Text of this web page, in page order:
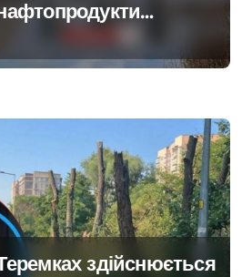
після
8 серпня
здійснюється